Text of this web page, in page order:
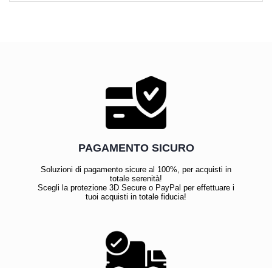
PAGAMENTO SICURO
Soluzioni di pagamento sicure al 100%, per acquisti in
totale serenità!
Scegli la protezione 3D Secure o PayPal per effettuare i
tuoi acquisti in totale fiducia!